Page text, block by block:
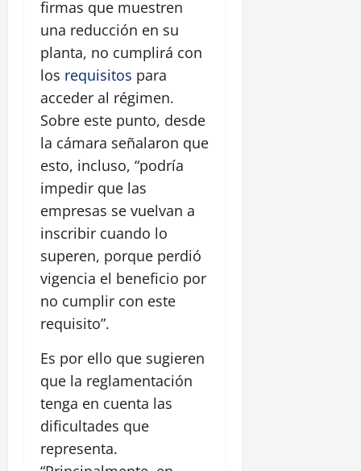
firmas que muestren
una reducción en su
planta, no cumplirá con
los requisitos para
acceder al régimen.
Sobre este punto, desde
la cámara señalaron que
esto, incluso, “podría
impedir que las
empresas se vuelvan a
inscribir cuando lo
superen, porque perdió
vigencia el beneficio por
no cumplir con este
requisito”.
Es por ello que sugieren
que la reglamentación
tenga en cuenta las
dificultades que
representa.